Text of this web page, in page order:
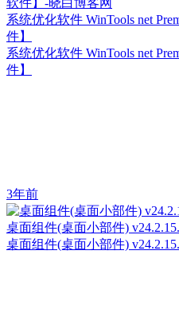
系统优化软件 WinTools net
件】
系统优化软件 WinTools net
件】
3年前
桌面组件(桌面小部件)
桌面组件(桌面小部件)